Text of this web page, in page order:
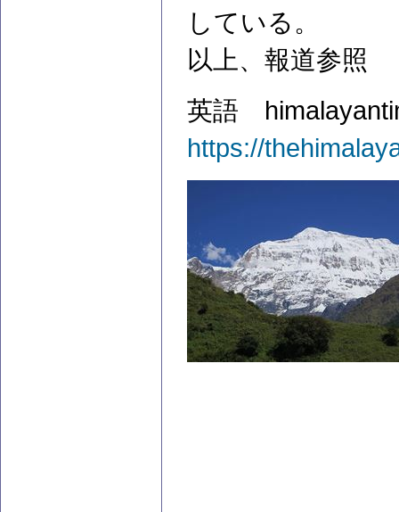
している。
以上、報道参照
英語
https://